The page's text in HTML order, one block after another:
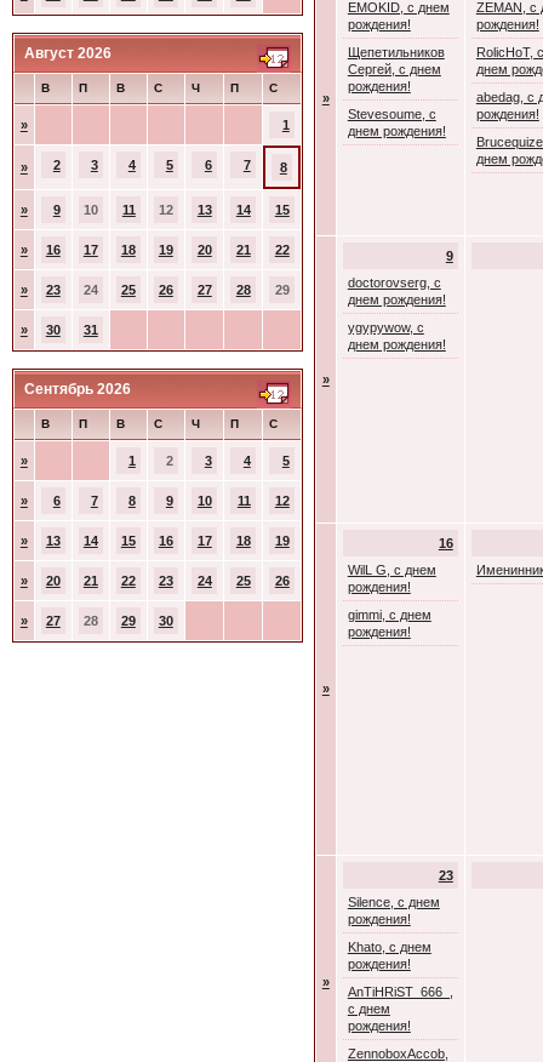
Август 2026
В П В С Ч П С
» 1
» 2 3 4 5 6 7 8
» 9 10 11 12 13 14 15
» 16 17 18 19 20 21 22
» 23 24 25 26 27 28 29
» 30 31
Сентябрь 2026
В П В С Ч П С
» 1 2 3 4 5
» 6 7 8 9 10 11 12
» 13 14 15 16 17 18 19
» 20 21 22 23 24 25 26
» 27 28 29 30
»
EMOKID, с днем
рождения!
Щепетильников
Сергей, с днем
рождения!
Stevesoume, с
днем рождения!
ZEMAN, с
рождения!
RolicHoT, с
днем
abedag, с
рождения!
днем
»
9
doctorovserg, с
днем рождения!
ygypywow, с
днем рождения!
»
16
WilL G, с днем
рождения!
gimmi, с днем
рождения!
»
23
Silence, с днем
рождения!
Khato, с днем
рождения!
AnTiHRiST_666_,
с днем
рождения!
ZennoboxAccob,